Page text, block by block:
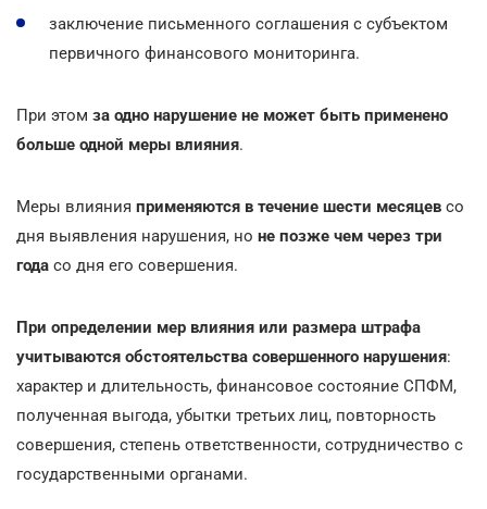
заключение письменного соглашения с субъектом
первичного финансового мониторинга.
При этом за одно нарушение не может быть применено
больше одной меры влияния.
Меры влияния применяются в течение шести месяцев со
дня выявления нарушения, но не позже чем через три
года со дня его совершения.
При определении мер влияния или размера штрафа
учитываются обстоятельства совершенного нарушения:
характер и длительность, финансовое состояние СПФМ,
полученная выгода, убытки третьих лиц, повторность
совершения, степень ответственности, сотрудничество с
государственными органами.